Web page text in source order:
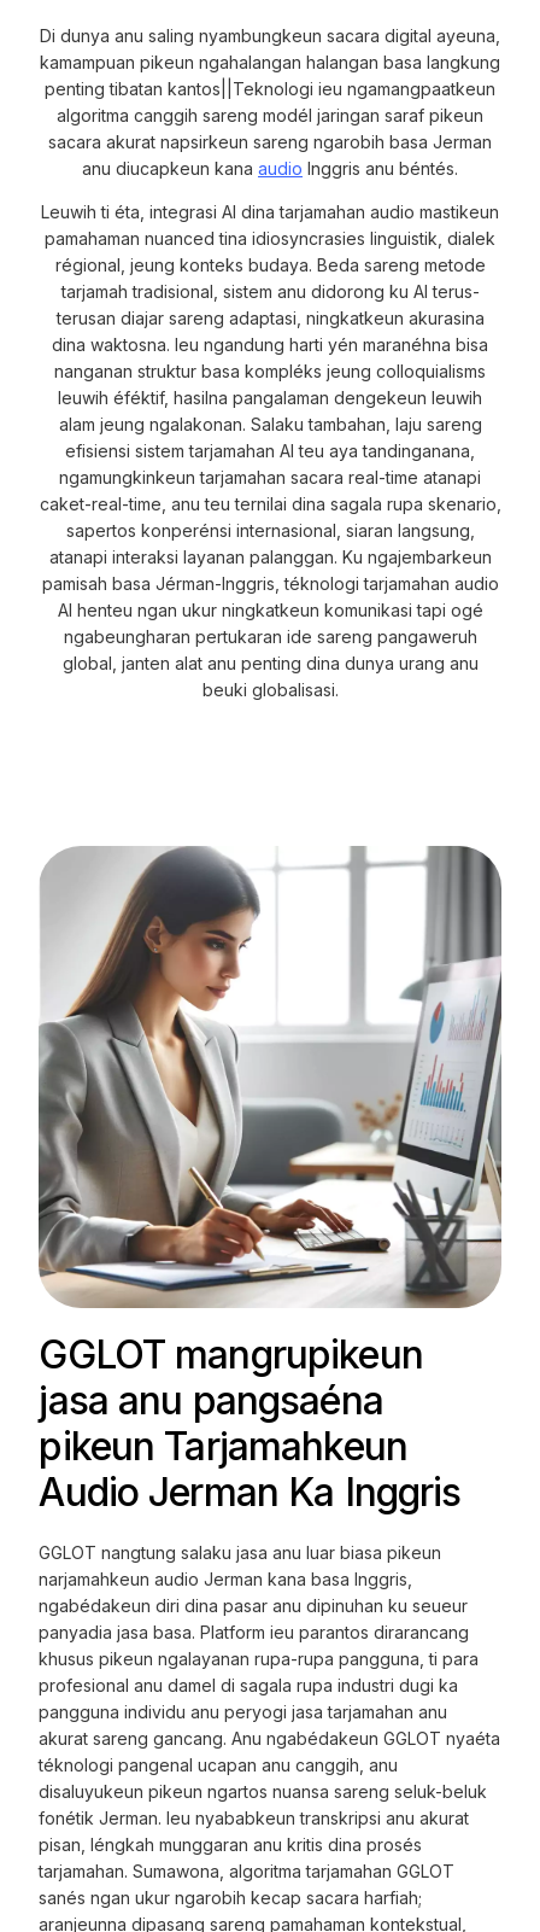
Di dunya anu saling nyambungkeun sacara digital ayeuna,
kamampuan pikeun ngahalangan halangan basa langkung
penting tibatan kantos||Teknologi ieu ngamangpaatkeun
algoritma canggih sareng modél jaringan saraf pikeun
sacara akurat napsirkeun sareng ngarobih basa Jerman
anu diucapkeun kana audio Inggris anu béntés.
Leuwih ti éta, integrasi AI dina tarjamahan audio mastikeun
pamahaman nuanced tina idiosyncrasies linguistik, dialek
régional, jeung konteks budaya. Beda sareng metode
tarjamah tradisional, sistem anu didorong ku AI terus-
terusan diajar sareng adaptasi, ningkatkeun akurasina
dina waktosna. Ieu ngandung harti yén maranéhna bisa
nanganan struktur basa kompléks jeung colloquialisms
leuwih éféktif, hasilna pangalaman dengekeun leuwih
alam jeung ngalakonan. Salaku tambahan, laju sareng
efisiensi sistem tarjamahan AI teu aya tandinganana,
ngamungkinkeun tarjamahan sacara real-time atanapi
caket-real-time, anu teu ternilai dina sagala rupa skenario,
sapertos konperénsi internasional, siaran langsung,
atanapi interaksi layanan palanggan. Ku ngajembarkeun
pamisah basa Jérman-Inggris, téknologi tarjamahan audio
AI henteu ngan ukur ningkatkeun komunikasi tapi ogé
ngabeungharan pertukaran ide sareng pangaweruh
global, janten alat anu penting dina dunya urang anu
beuki globalisasi.
GGLOT mangrupikeun
jasa anu pangsaéna
pikeun Tarjamahkeun
Audio Jerman Ka Inggris
GGLOT nangtung salaku jasa anu luar biasa pikeun
narjamahkeun audio Jerman kana basa Inggris,
ngabédakeun diri dina pasar anu dipinuhan ku seueur
panyadia jasa basa. Platform ieu parantos dirarancang
khusus pikeun ngalayanan rupa-rupa pangguna, ti para
profesional anu damel di sagala rupa industri dugi ka
pangguna individu anu peryogi jasa tarjamahan anu
akurat sareng gancang. Anu ngabédakeun GGLOT nyaéta
téknologi pangenal ucapan anu canggih, anu
disaluyukeun pikeun ngartos nuansa sareng seluk-beluk
fonétik Jerman. Ieu nyababkeun transkripsi anu akurat
pisan, léngkah munggaran anu kritis dina prosés
tarjamahan. Sumawona, algoritma tarjamahan GGLOT
sanés ngan ukur ngarobih kecap sacara harfiah;
aranjeunna dipasang sareng pamahaman kontekstual,